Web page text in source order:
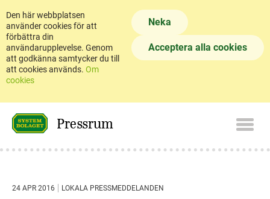
Den här webbplatsen
använder cookies för att
förbättra din
användarupplevelse. Genom
att godkänna samtycker du till
att cookies används. Om
cookies
Neka
Acceptera alla cookies
Pressrum
24 APR 2016 LOKALA PRESSMEDDELANDEN